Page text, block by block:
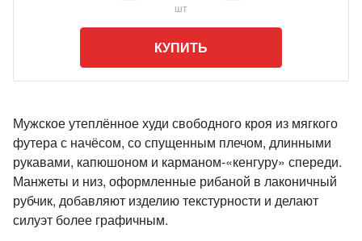
шт
КУПИТЬ
Мужское утеплённое худи свободного кроя из мягкого
футера с начёсом, со спущенным плечом, длинными
рукавами, капюшоном и карманом-«кенгуру» спереди.
Манжеты и низ, оформленные рибаной в лаконичный
рубчик, добавляют изделию текстурности и делают
силуэт более графичным.